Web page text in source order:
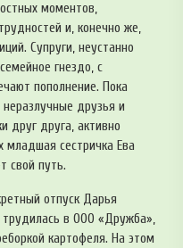
моментов,
и, конечно же,
Супруги, неустанно
гнездо, с
пополнение. Пока
друзья и
друг друга, активно
младшая сестричка Ева
свой путь.
отпуск Дарья
трудилась в ООО «Дружба»,
картофеля. На этом